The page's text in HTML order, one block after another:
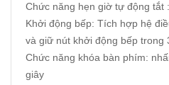
Chức năng hẹn giờ tự động tắt
Khởi động bếp: Tích hợp hệ
và giữ nút khởi động bếp trong
Chức năng khóa bàn phím:
giây